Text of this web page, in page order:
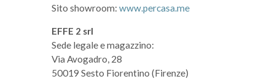
Sito showroom: www.percasa.me
EFFE 2 srl
Sede legale e magazzino:
Via Avogadro, 28
50019 Sesto Fiorentino (Firenze)